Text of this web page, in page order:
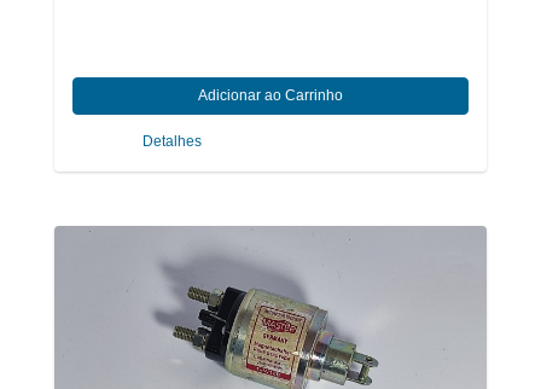
Detalhes